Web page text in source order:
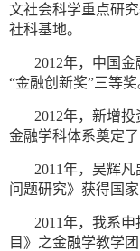
文社会科学重点研
社科基地。
2012年，中国
“金融创新奖”三等奖
2012年，新增
金融学科体系奠定了
2011年，吴辉
问题研究》获得国
2011年，我系
目》之金融学教学